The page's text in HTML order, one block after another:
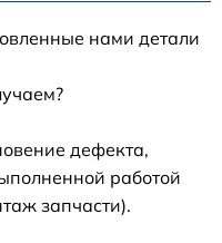
нами детали
дефекта,
работой
запчасти).